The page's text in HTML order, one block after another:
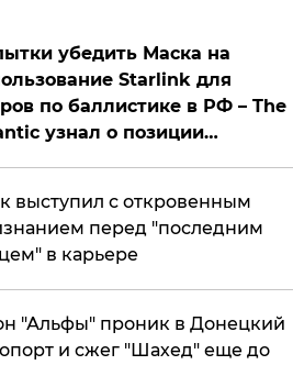
убедить Маска на
Starlink для
по баллистике в РФ – The
узнал о позиции
выступил с откровенным
перед "последним
в карьере
"Альфы" проник в Донецкий
и сжег "Шахед" еще до